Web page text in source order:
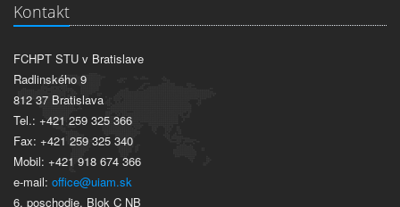
Kontakt
FCHPT STU v Bratislave
Radlinského 9
812 37 Bratislava
Tel.: +421 259 325 366
Fax: +421 259 325 340
Mobil: +421 918 674 366
e-mail: office@uiam.sk
6. poschodie, Blok C NB